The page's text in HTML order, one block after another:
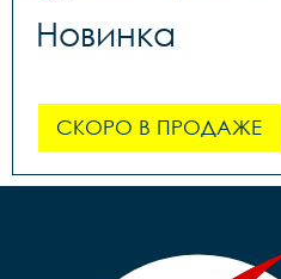
Новинка
СКОРО В ПРОДАЖЕ